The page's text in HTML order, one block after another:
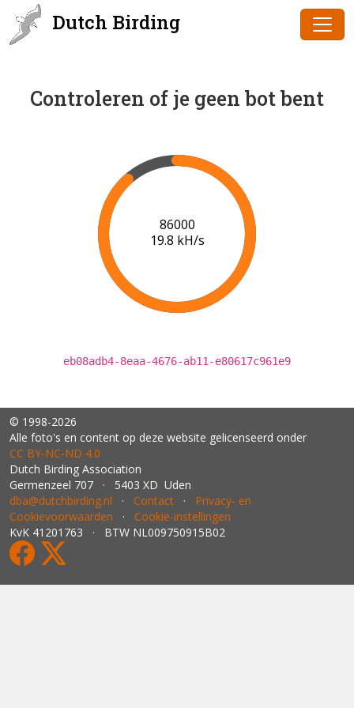
Dutch Birding
Controleren of je geen bot bent
86000
19.8 kH/s
eb08adb4-8eaa-4676-ab11-e80617c961e9
© 1998-2026
Alle foto's en content op deze website gelicenseerd onder
CC BY‑NC‑ND 4.0
Dutch Birding Association
Germenzeel 707 · 5403 XD Uden
dba@dutchbirding.nl · Contact · Privacy- en
Cookievoorwaarden · Cookie-instellingen
KvK 41201763 · BTW NL009750915B02